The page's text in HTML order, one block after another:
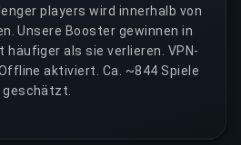
players wird innerhalb von
Unsere Booster gewinnen in
als sie verlieren. VPN-
aktiviert. Ca. ~844 Spiele
geschätzt.